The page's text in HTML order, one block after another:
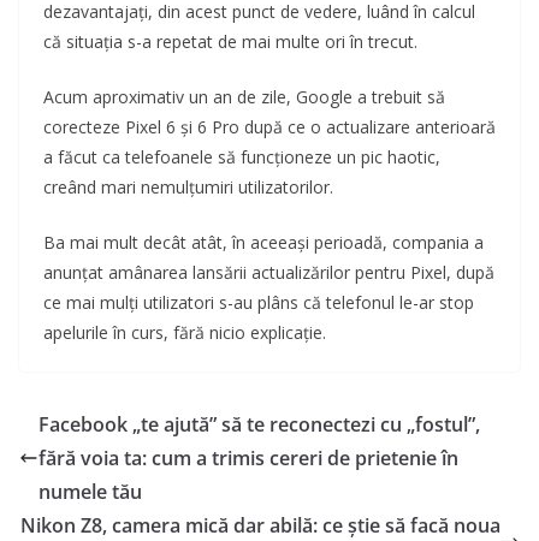
dezavantajați, din acest punct de vedere, luând în calcul
că situația s-a repetat de mai multe ori în trecut.
Acum aproximativ un an de zile, Google a trebuit să
corecteze Pixel 6 și 6 Pro după ce o actualizare anterioară
a făcut ca telefoanele să funcționeze un pic haotic,
creând mari nemulțumiri utilizatorilor.
Ba mai mult decât atât, în aceeași perioadă, compania a
anunțat amânarea lansării actualizărilor pentru Pixel, după
ce mai mulți utilizatori s-au plâns că telefonul le-ar stop
apelurile în curs, fără nicio explicație.
Facebook „te ajută” să te reconectezi cu „fostul”,
fără voia ta: cum a trimis cereri de prietenie în
numele tău
Nikon Z8, camera mică dar abilă: ce știe să facă noua